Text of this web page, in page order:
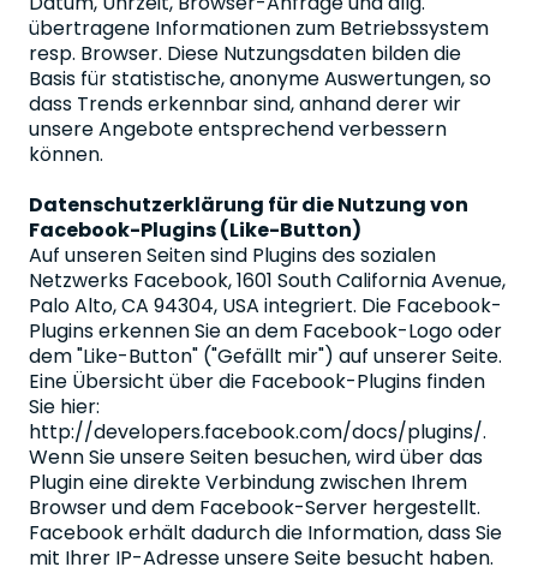
übertragene Informationen zum Betriebssystem
resp. Browser. Diese Nutzungsdaten bilden die
Basis für statistische, anonyme Auswertungen, so
dass Trends erkennbar sind, anhand derer wir
unsere Angebote entsprechend verbessern
können.
Datenschutzerklärung für die Nutzung von
Facebook-Plugins (Like-Button)
Auf unseren Seiten sind Plugins des sozialen
Netzwerks Facebook, 1601 South California Avenue,
Palo Alto, CA 94304, USA integriert. Die Facebook-
Plugins erkennen Sie an dem Facebook-Logo oder
dem "Like-Button" ("Gefällt mir") auf unserer Seite.
Eine Übersicht über die Facebook-Plugins finden
Sie hier:
http://developers.facebook.com/docs/plugins/.
Wenn Sie unsere Seiten besuchen, wird über das
Plugin eine direkte Verbindung zwischen Ihrem
Browser und dem Facebook-Server hergestellt.
Facebook erhält dadurch die Information, dass Sie
mit Ihrer IP-Adresse unsere Seite besucht haben.